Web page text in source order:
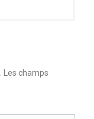
Les champs